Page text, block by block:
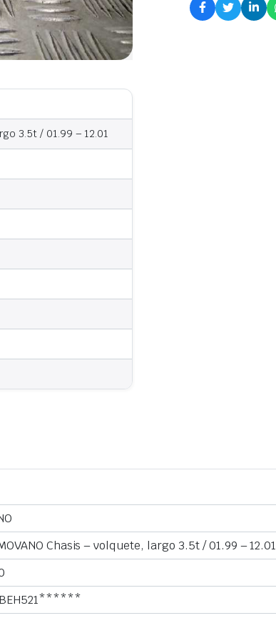
3.5t / 01.99 – 12.01
Chasis – volquete, largo 3.5t / 01.99 – 12.01